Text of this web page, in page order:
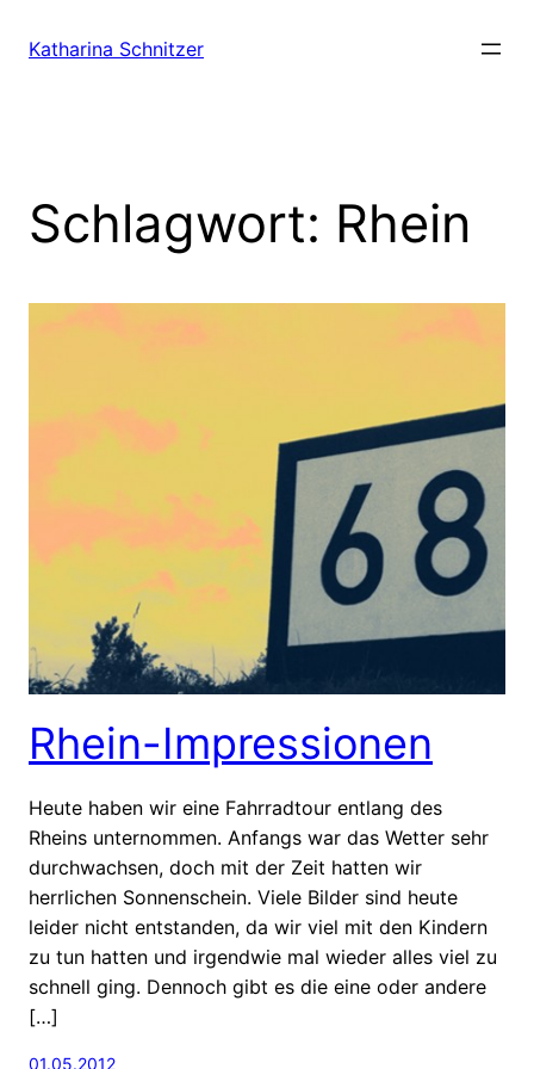
InhaltKatharina Schnitzer
Schlagwort: Rhein
Rhein-Impressionen
Heute haben wir eine Fahrradtour entlang des
Rheins unternommen. Anfangs war das Wetter sehr
durchwachsen, doch mit der Zeit hatten wir
herrlichen Sonnenschein. Viele Bilder sind heute
leider nicht entstanden, da wir viel mit den Kindern
zu tun hatten und irgendwie mal wieder alles viel zu
schnell ging. Dennoch gibt es die eine oder andere
[…]
01.05.2012